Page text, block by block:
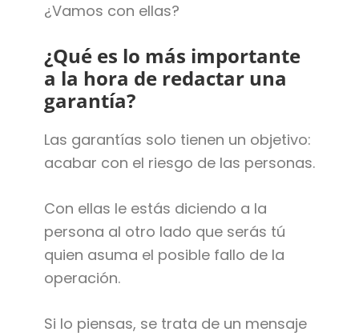
¿Vamos con ellas?
¿Qué es lo más importante
a la hora de redactar una
garantía?
Las garantías solo tienen un objetivo:
acabar con el riesgo de las personas.
Con ellas le estás diciendo a la
persona al otro lado que serás tú
quien asuma el posible fallo de la
operación.
Si lo piensas, se trata de un mensaje